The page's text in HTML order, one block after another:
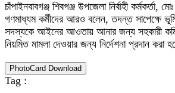
চাঁপাইনবাবগঞ্জ শিবগঞ্জ উপজেলা নির্বাহী কর্মকর্তা,
গণমাধ্যম কর্মীদের আরও বলেন, তদন্ত সাপেক্ষে
সদস্যকে আইনের আওতায় আনার জন্য সহকারী
নিয়মিত মামলা দেওয়ার জন্য নির্দেশনা প্রদান করা
PhotoCard Download
Tag :